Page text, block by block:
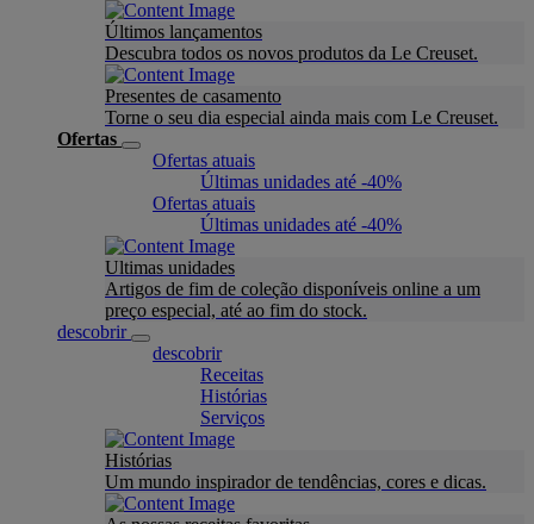
Últimos lançamentos
Descubra todos os novos produtos da Le Creuset.
Presentes de casamento
Torne o seu dia especial ainda mais com Le Creuset.
Ofertas
Ofertas atuais
Últimas unidades até -40%
Ofertas atuais
Últimas unidades até -40%
Ultimas unidades
Artigos de fim de coleção disponíveis online a um
preço especial, até ao fim do stock.
descobrir
descobrir
Receitas
Histórias
Serviços
Histórias
Um mundo inspirador de tendências, cores e dicas.